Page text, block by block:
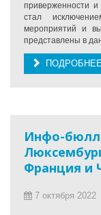
приверженности
стал
мероприятий и
представлены в
Инфо-
Франция и
7 октября 2022